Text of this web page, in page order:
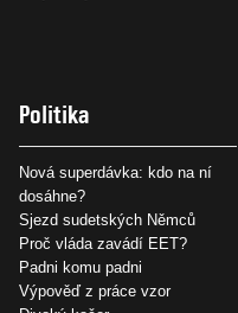
Politika
Nová superdávka: kdo na ní
dosáhne?
Sjezd sudetských Němců
Proč vláda zavádí EET?
Padni komu padni
Výpověď z práce vzor